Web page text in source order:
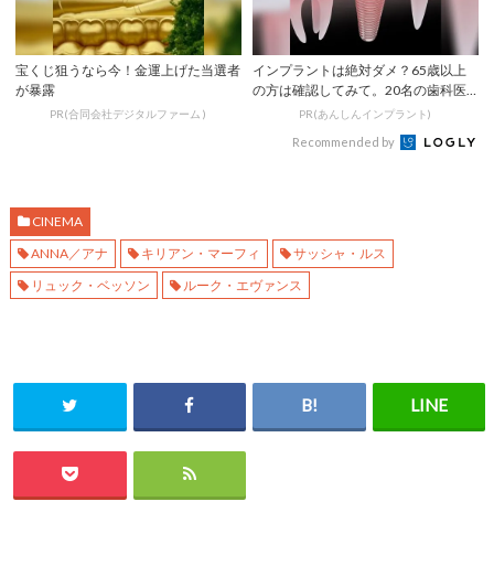
宝くじ狙うなら今！金運上げた当選者
が暴露
PR(合同会社デジタルファーム )
インプラントは絶対ダメ？65歳以上
の方は確認してみて。20名の歯科医
師監修のガイ...PR(あんしんインプラント)
Recommended by
CINEMA
ANNA／アナ
キリアン・マーフィ
サッシャ・ルス
リュック・ベッソン
ルーク・エヴァンス